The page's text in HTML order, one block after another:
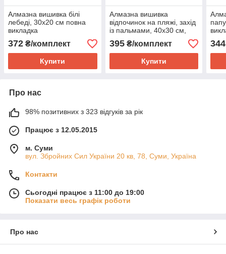
Алмазна вишивка білі
лебеді, 30х20 см повна
викладка
372 ₴/комплект
Купити
Алмазна вишивка
відпочинок на пляжі, захід
із пальмами, 40х30 см,
повна викладка
395₴/комплект
Купити
344
Про нас
98% позитивних з 323 відгуків за рік
Працює з 12.05.2015
м. Суми
вул. Збройних Сил України 20 кв, 78, Суми, Україна
Контакти
Сьогодні працює з 11:00 до 19:00
Показати весь графік роботи
Про нас